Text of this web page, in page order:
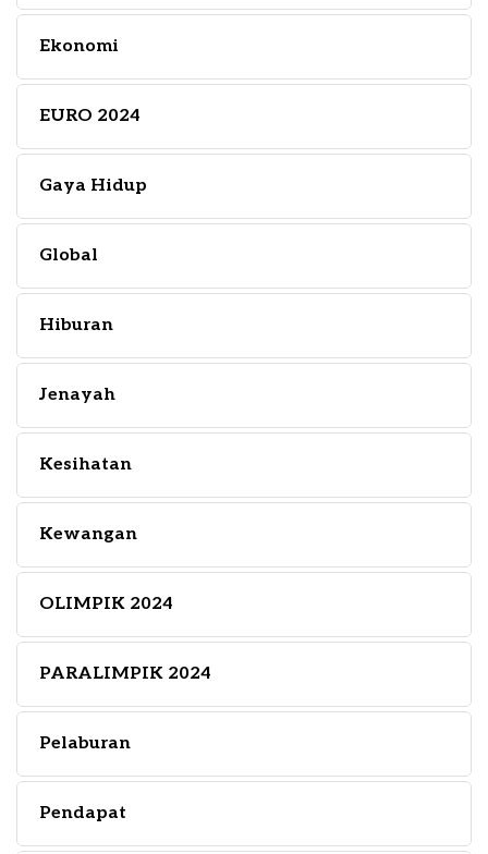
Ekonomi
EURO 2024
Gaya Hidup
Global
Hiburan
Jenayah
Kesihatan
Kewangan
OLIMPIK 2024
PARALIMPIK 2024
Pelaburan
Pendapat